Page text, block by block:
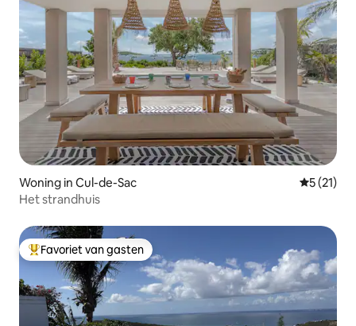
Woning in Cul-de-Sac
5 (21)
Het strandhuis
Topfavoriet van gasten
Favoriet van gasten